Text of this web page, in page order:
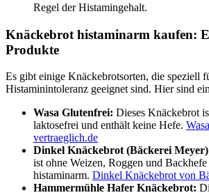
Regel der Histamingehalt.
Knäckebrot histaminarm kaufen:
Produkte
Es gibt einige Knäckebrotsorten, die speziell
Histaminintoleranz geeignet sind. Hier sind
Wasa Glutenfrei: Dieses Knäckebrot
laktosefrei und enthält keine Hefe.
vertraeglich.de
Dinkel Knäckebrot (Bäckerei
ist ohne Weizen, Roggen und
histaminarm. Dinkel Knäckebrot von
Hammermühle Hafer Knäckebrot: